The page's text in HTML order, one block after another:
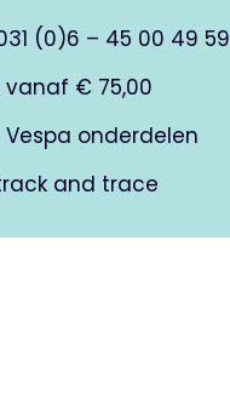
(0)6 – 45 00 49 59
vanaf € 75,00
onderdelen
and trace